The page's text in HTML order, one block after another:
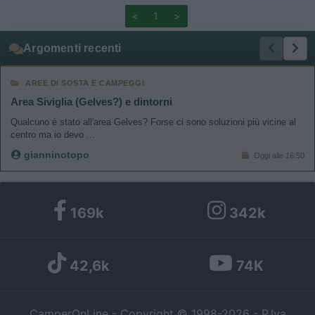
< 1 >
Argomenti recenti
AREE DI SOSTA E CAMPEGGI
Area Siviglia (Gelves?) e dintorni
Qualcuno è stato all'area Gelves? Forse ci sono soluzioni più vicine al
centro ma io devo ...
gianninotopo Oggi alle 16:50
169k 342k
42,6k 74K